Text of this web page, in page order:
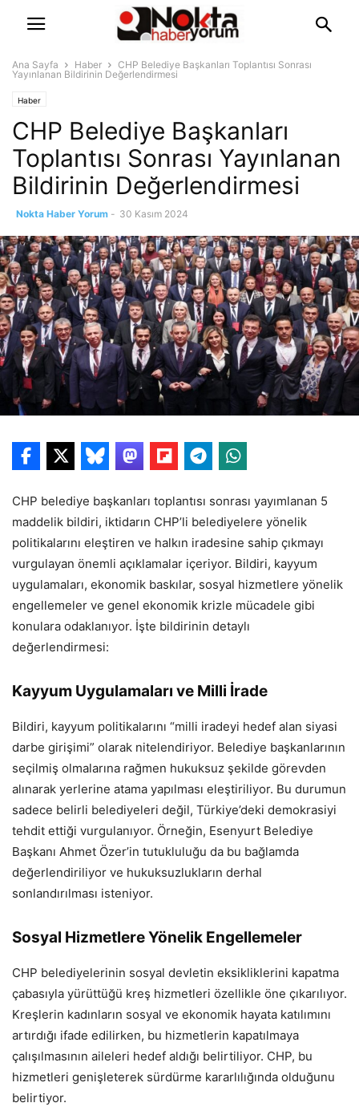
Ana Sayfa Haber
CHP Belediye Başkanları Toplantısı Sonrası
Yayınlanan Bildirinin Değerlendirmesi
Haber
CHP Belediye Başkanları
Toplantısı Sonrası Yayınlanan
Bildirinin Değerlendirmesi
Nokta Haber Yorum - 30 Kasım 2024
CHP belediye başkanları toplantısı sonrası yayımlanan 5
maddelik bildiri, iktidarın CHP’li belediyelere yönelik
politikalarını eleştiren ve halkın iradesine sahip çıkmayı
vurgulayan önemli açıklamalar içeriyor. Bildiri, kayyum
uygulamaları, ekonomik baskılar, sosyal hizmetlere yönelik
engellemeler ve genel ekonomik krizle mücadele gibi
konulara odaklanıyor. İşte bildirinin detaylı
değerlendirmesi:
Kayyum Uygulamaları ve Milli İrade
Bildiri, kayyum politikalarını “milli iradeyi hedef alan siyasi
darbe girişimi” olarak nitelendiriyor. Belediye başkanlarının
seçilmiş olmalarına rağmen hukuksuz şekilde görevden
alınarak yerlerine atama yapılması eleştiriliyor. Bu durumun
sadece belirli belediyeleri değil, Türkiye’deki demokrasiyi
tehdit ettiği vurgulanıyor. Örneğin, Esenyurt Belediye
Başkanı Ahmet Özer’in tutukluluğu da bu bağlamda
değerlendiriliyor ve hukuksuzlukların derhal
sonlandırılması isteniyor.
Sosyal Hizmetlere Yönelik Engellemeler
CHP belediyelerinin sosyal devletin eksikliklerini kapatma
çabasıyla yürüttüğü kreş hizmetleri özellikle öne çıkarılıyor.
Kreşlerin kadınların sosyal ve ekonomik hayata katılımını
artırdığı ifade edilirken, bu hizmetlerin kapatılmaya
çalışılmasının aileleri hedef aldığı belirtiliyor. CHP, bu
hizmetleri genişleterek sürdürme kararlılığında olduğunu
belirtiyor.